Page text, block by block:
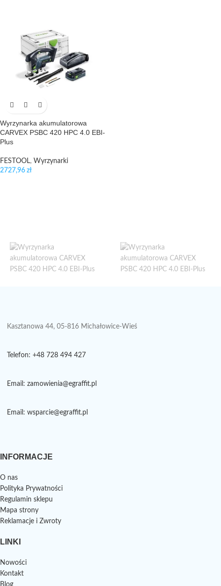
Wyrzynarka akumulatorowa
CARVEX PSBC 420 HPC 4.0 EBI-
Plus
FESTOOL, Wyrzynarki
2727,96 zł
Kasztanowa 44, 05-816 Michałowice-Wieś
Telefon: +48 728 494 427
Email: zamowienia@egraffit.pl
Email: wsparcie@egraffit.pl
INFORMACJE
O nas
Polityka Prywatności
Regulamin sklepu
Mapa strony
Reklamacje i Zwroty
LINKI
Nowości
Kontakt